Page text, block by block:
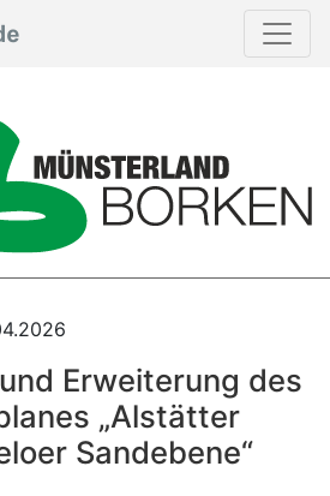
Erweiterung des
„Alstätter
Sandebene“